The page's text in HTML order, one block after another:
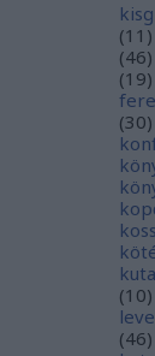
(11 )
(46)
(19)
(30)
(10)
(46)